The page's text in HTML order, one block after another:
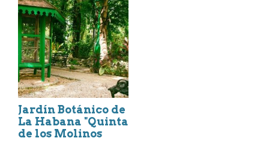
Jardín Botánico de
La Habana "Quinta
de los Molinos